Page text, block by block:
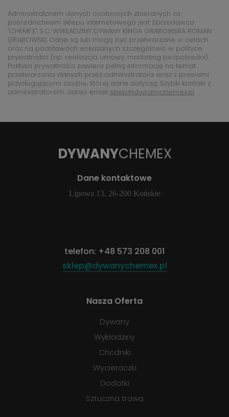
Administratorem danych osobowych zbieranych za
pośrednictwem sklepu internetowego jest Sprzedawca
"CHEMEX" S.C. WYKŁADZINY DYWANY KINGA GRABOWSKA ROMAN
GRABOWSKI. Dane są lub mogą być przetwarzane w celach
oraz na podstawach wskazanych szczegółowo w polityce
prywatności (np. realizacja umowy, marketing bezpośredni).
Polityka prywatności zawiera pełną informację na temat
przetwarzania danych przez administratora wraz z prawami
przysługującymi osobie, której dane dotyczą. Szybki kontakt z
administratorem: adres email sklep@dywanychemex.pl
DYWANYCHEMEX
Dane kontaktowe
Lipowa 13, 26-200 Końskie
telefon: +48 573 208 001
sklep@dywanychemex.pl
Nasza Oferta
Dywany
Wykładziny
Chodniki
Wycieraczki
Dodatki
Sztuczna trawa